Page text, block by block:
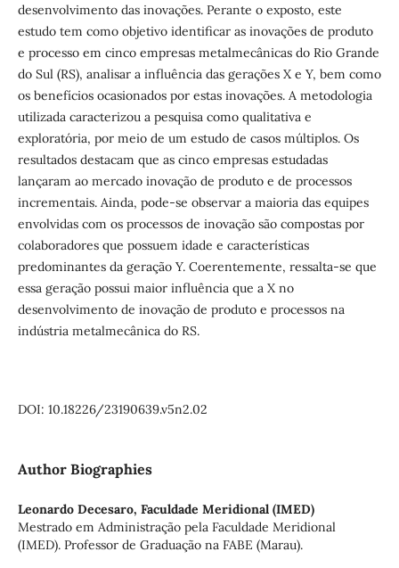
desenvolvimento das inovações. Perante o exposto, este
estudo tem como objetivo identificar as inovações de produto
e processo em cinco empresas metalmecânicas do Rio Grande
do Sul (RS), analisar a influência das gerações X e Y, bem como
os benefícios ocasionados por estas inovações. A metodologia
utilizada caracterizou a pesquisa como qualitativa e
exploratória, por meio de um estudo de casos múltiplos. Os
resultados destacam que as cinco empresas estudadas
lançaram ao mercado inovação de produto e de processos
incrementais. Ainda, pode-se observar a maioria das equipes
envolvidas com os processos de inovação são compostas por
colaboradores que possuem idade e características
predominantes da geração Y. Coerentemente, ressalta-se que
essa geração possui maior influência que a X no
desenvolvimento de inovação de produto e processos na
indústria metalmecânica do RS.
DOI: 10.18226/23190639.v5n2.02
Author Biographies
Leonardo Decesaro, Faculdade Meridional (IMED)
Mestrado em Administração pela Faculdade Meridional
(IMED). Professor de Graduação na FABE (Marau).